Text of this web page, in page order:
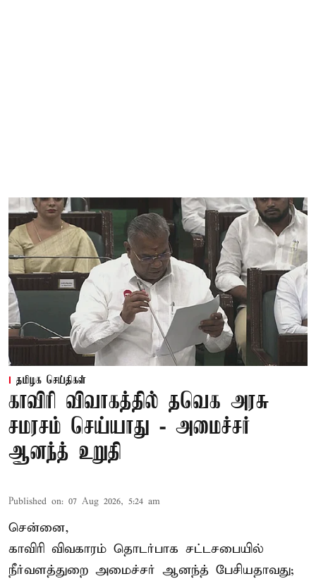
தமிழக செய்திகள்
காவிரி விவாகத்தில் தவெக அரசு
சமரசம் செய்யாது - அமைச்சர்
ஆனந்த் உறுதி
Published on: 07 Aug 2026, 5:24 am
சென்னை,
காவிரி விவகாரம் தொடர்பாக சட்டசபையில்
நீர்வளத்துறை அமைச்சர் ஆனந்த் பேசியதாவது;